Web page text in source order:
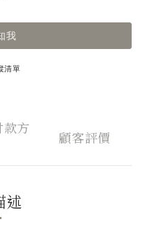
我
清單
款方
顧客評價
述